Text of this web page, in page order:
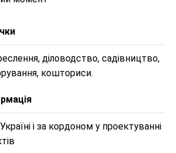
діловодство, садівництво,
кошториси.
і за кордоном у проектуванні